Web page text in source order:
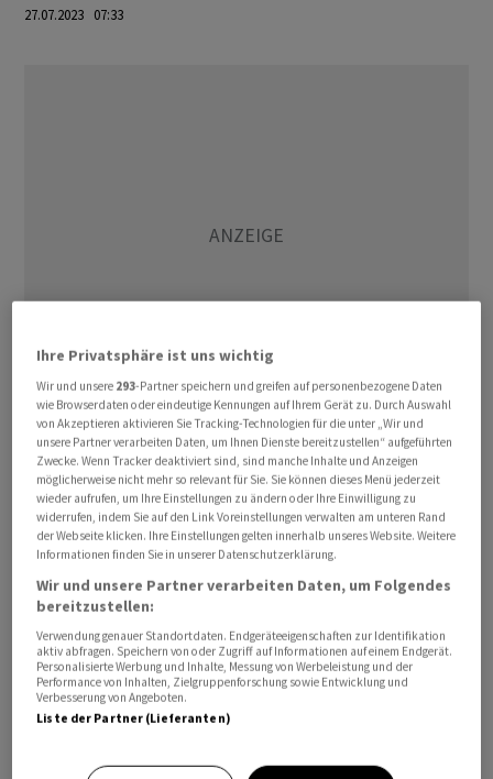
27.07.2023 07:33
Für den Geschäftsbereich mit Lieferkettenlösungen
geht der Vorstand zudem im Vergleich zu den ersten
sechs Monaten des Jahres von einem besseren zweiten
Halbjahr aus, nachdem das Segment im zweiten Quartal
nur knapp profitabel war.
In den drei Monaten bis Ende Juni verdiente Kion
insgesamt im Tagesgeschäft 192,3 Millionen Euro, was
auf Basis eines Umsatzes von gut 2,8 Milliarden Euro
einer bereinigte operativen Marge von 6,8 Prozent
entsprach. Die Frankfurter erhielten dabei zwar weit
trotzdem leicht wachsen und vor allem profitabler
Ihre Privatsphäre ist uns wichtig
Wir und unsere 293-Partner speichern und greifen auf personenbezogene Daten
wie Browserdaten oder eindeutige Kennungen auf Ihrem Gerät zu. Durch Auswahl
von Akzeptieren aktivieren Sie Tracking-Technologien für die unter „Wir und
unsere Partner verarbeiten Daten, um Ihnen Dienste bereitzustellen“ aufgeführten
Zwecke. Wenn Tracker deaktiviert sind, sind manche Inhalte und Anzeigen
möglicherweise nicht mehr so relevant für Sie. Sie können dieses Menü jederzeit
wieder aufrufen, um Ihre Einstellungen zu ändern oder Ihre Einwilligung zu
widerrufen, indem Sie auf den Link Voreinstellungen verwalten am unteren Rand
der Webseite klicken. Ihre Einstellungen gelten innerhalb unseres Website. Weitere
Informationen finden Sie in unserer Datenschutzerklärung.
Wir und unsere Partner verarbeiten Daten, um Folgendes
bereitzustellen:
Verwendung genauer Standortdaten. Endgeräteeigenschaften zur Identifikation
aktiv abfragen. Speichern von oder Zugriff auf Informationen auf einem Endgerät.
Personalisierte Werbung und Inhalte, Messung von Werbeleistung und der
Performance von Inhalten, Zielgruppenforschung sowie Entwicklung und
Verbesserung von Angeboten.
Liste der Partner (Lieferanten)